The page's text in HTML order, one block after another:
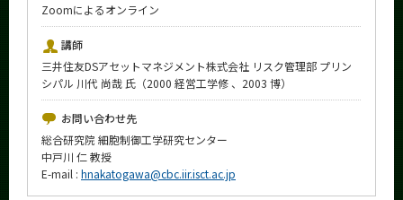
Zoomによるオンライン
講師
三井住友DSアセットマネジメント株式会社 リスク管理部 プリン
シパル 川代 尚哉 氏（2000 経営工学修 、2003 博）
お問い合わせ先
総合研究院 細胞制御⼯学研究センター
中⼾川 仁 教授
E-mail : hnakatogawa@cbc.iir.isct.ac.jp
イベントカレンダー
Event Calendar
今後のイベント
今後の課程別イベント